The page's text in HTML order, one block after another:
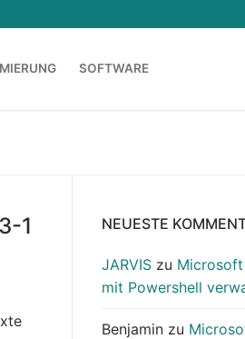
SOFTWARE
1 NEUESTE
JARVIS zu
mit Powershell
Benjamin zu